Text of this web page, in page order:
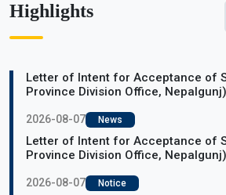
Highlights
Letter of Intent for Acceptance of
Province Division Office,
2026-08-07 News
Letter of Intent for Acceptance of
Province Division Office,
2026-08-07 Notice